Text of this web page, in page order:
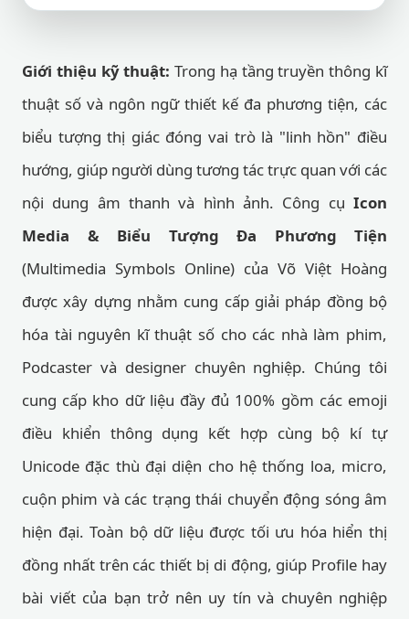
Giới thiệu kỹ thuật: Trong hạ tầng truyền thông kĩ
thuật số và ngôn ngữ thiết kế đa phương tiện, các
biểu tượng thị giác đóng vai trò là "linh hồn" điều
hướng, giúp người dùng tương tác trực quan với các
nội dung âm thanh và hình ảnh. Công cụ Icon
Media & Biểu Tượng Đa Phương Tiện
(Multimedia Symbols Online) của Võ Việt Hoàng
được xây dựng nhằm cung cấp giải pháp đồng bộ
hóa tài nguyên kĩ thuật số cho các nhà làm phim,
Podcaster và designer chuyên nghiệp. Chúng tôi
cung cấp kho dữ liệu đầy đủ 100% gồm các emoji
điều khiển thông dụng kết hợp cùng bộ kí tự
Unicode đặc thù đại diện cho hệ thống loa, micro,
cuộn phim và các trạng thái chuyển động sóng âm
hiện đại. Toàn bộ dữ liệu được tối ưu hóa hiển thị
đồng nhất trên các thiết bị di động, giúp Profile hay
bài viết của bạn trở nên uy tín và chuyên nghiệp